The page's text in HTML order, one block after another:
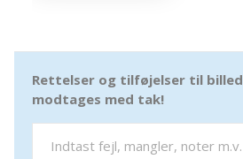
Rettelser og tilføjelser til
modtages med tak!